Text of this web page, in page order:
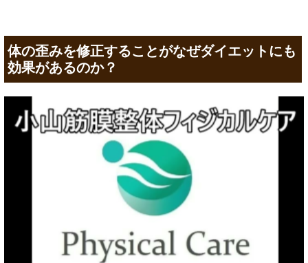
体の歪みを修正することがなぜダイエットにも
効果があるのか？